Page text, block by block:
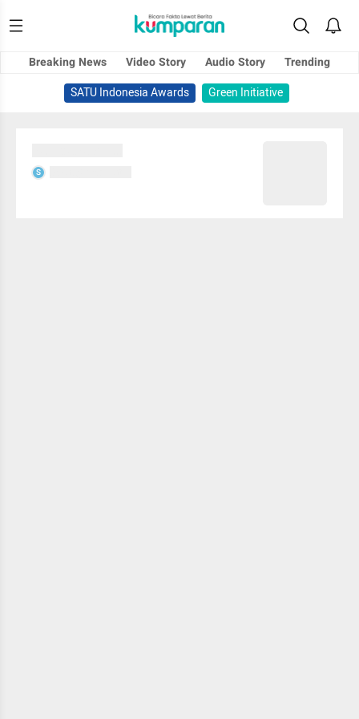
Breaking News Video Story Audio Story
Trending
SATU Indonesia Awards
Green Initiative
S